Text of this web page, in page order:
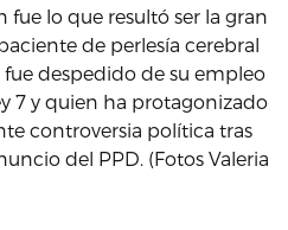
fue lo que resultó ser la gran
de perlesía cerebral
fue despedido de su empleo
7 y quien ha protagonizado
controversia política tras
del PPD. (Fotos Valeria